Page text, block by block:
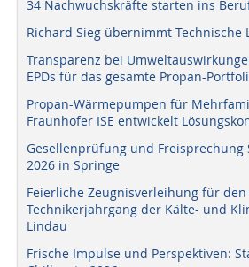
34 Nachwuchskräfte starten ins
Richard Sieg übernimmt Technische
Transparenz bei
EPDs für das gesamte Propan-
Propan-Wärmepumpen für
Fraunhofer ISE entwickelt
Gesellenprüfung und
2026 in Springe
Feierliche Zeugnisverleihung für
Technikerjahrgang der Kälte- und
Lindau
Frische Impulse und Perspektiven: